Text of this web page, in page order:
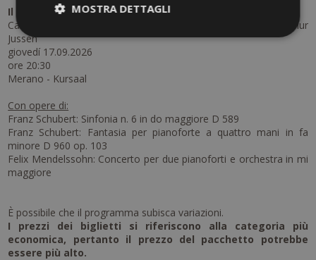
Il programma del concerto è il seguente:
Camerata Salzburg Finnegan Downie Dear . Lucas & Arthur
Jussen
giovedí 17.09.2026
ore 20:30
Merano - Kursaal
Con opere di:
Franz Schubert: Sinfonia n. 6 in do maggiore D 589
Franz Schubert: Fantasia per pianoforte a quattro mani in fa
minore D 960 op. 103
Felix Mendelssohn: Concerto per due pianoforti e orchestra in mi
maggiore
È possibile che il programma subisca variazioni.
I prezzi dei biglietti si riferiscono alla categoria più
economica, pertanto il prezzo del pacchetto potrebbe
essere più alto.
MOSTRA DETTAGLI